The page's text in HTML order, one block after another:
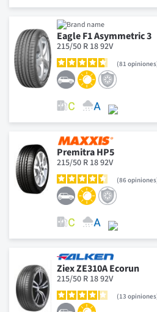
Eagle F1 Asymmetric 3
215/50 R 18 92V
81 opiniones
Premitra HP5
215/50 R 18 92V
86opiniones
Ziex ZE310A Ecorun
215/50 R 18 92V
13 opiniones